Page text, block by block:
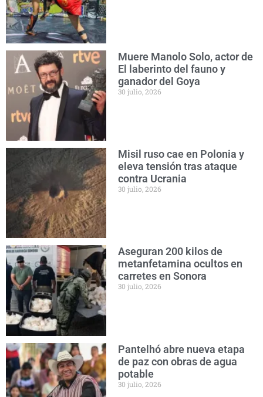
Muere Manolo Solo, actor de
El laberinto del fauno y
ganador del Goya
30 julio, 2026
Misil ruso cae en Polonia y
eleva tensión tras ataque
contra Ucrania
30 julio, 2026
Aseguran 200 kilos de
metanfetamina ocultos en
carretes en Sonora
30 julio, 2026
Pantelhó abre nueva etapa
de paz con obras de agua
potable
30 julio, 2026